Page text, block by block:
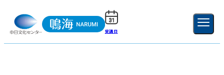
受講日 新規登録